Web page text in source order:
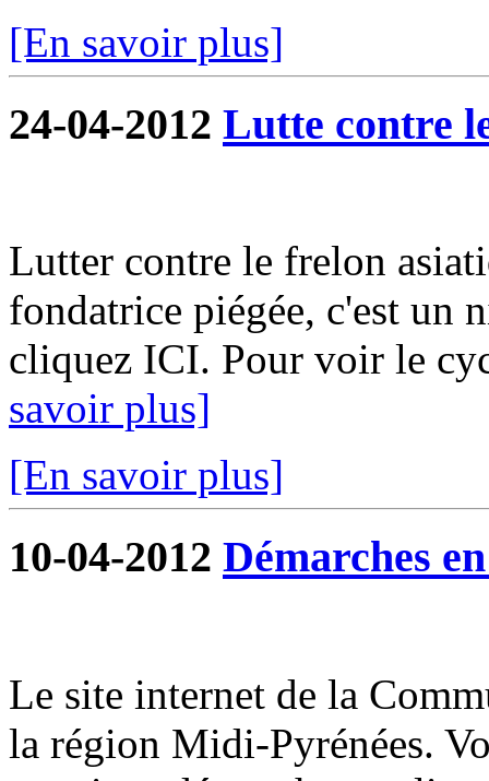
[En savoir plus]
24-04-2012 Lutte contre
Lutter contre le frelon
fondatrice piégée, c'est un
cliquez ICI. Pour voir le
savoir plus]
[En savoir plus]
10-04-2012 Démarches
Le site internet de la
la région Midi-Pyrénées.